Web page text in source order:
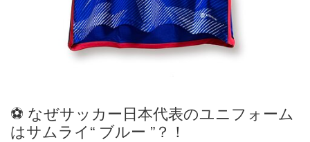
⚽ なぜサッカー日本代表のユニフォーム
はサムライ“ ブルー ”？！